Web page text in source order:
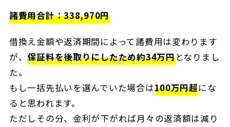
諸費用合計：338,970円
借換え金額や返済期間によって諸費用は変わります
が、保証料を後取りにしたため約34万円となりまし
た。
もし一括先払いを選んでいた場合は100万円超にな
ると思われます。
ただしその分、金利が下がれば月々の返済額は減り